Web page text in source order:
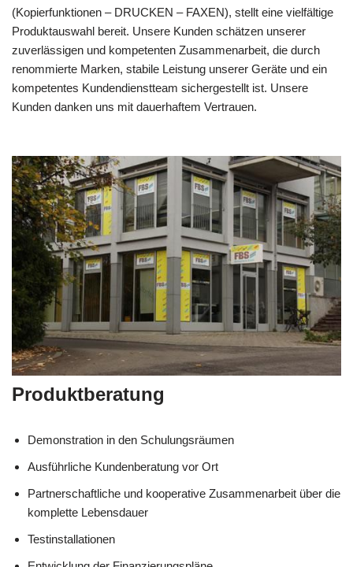
(Kopierfunktionen – DRUCKEN – FAXEN), stellt eine vielfältige
Produktauswahl bereit. Unsere Kunden schätzen unserer
zuverlässigen und kompetenten Zusammenarbeit, die durch
renommierte Marken, stabile Leistung unserer Geräte und ein
kompetentes Kundendienstteam sichergestellt ist. Unsere
Kunden danken uns mit dauerhaftem Vertrauen.
Produktberatung
Demonstration in den Schulungsräumen
Ausführliche Kundenberatung vor Ort
Partnerschaftliche und kooperative Zusammenarbeit über die
komplette Lebensdauer
Testinstallationen